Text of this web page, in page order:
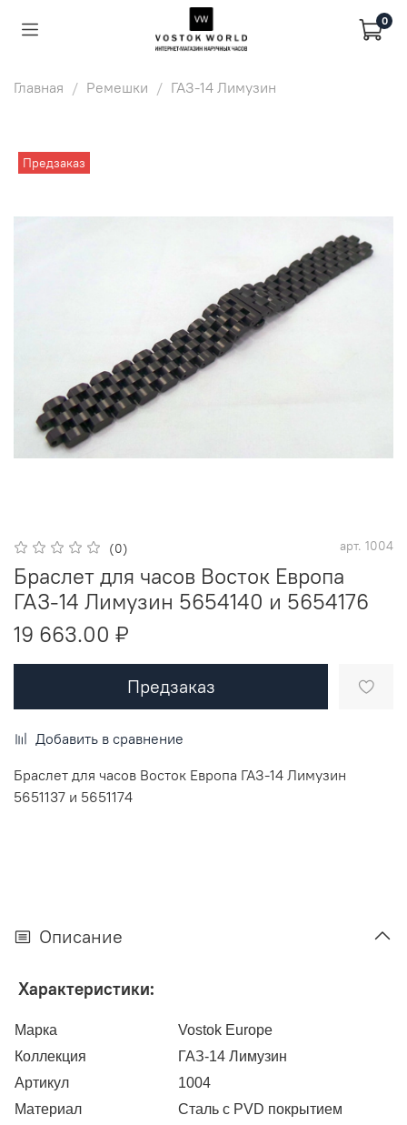
0
Главная Ремешки ГАЗ-14 Лимузин
Предзаказ
(0) арт. 1004
Браслет для часов Восток Европа
ГАЗ-14 Лимузин 5654140 и 5654176
19 663.00 ₽
Предзаказ
Добавить в сравнение
Браслет для часов Восток Европа ГАЗ-14 Лимузин
5651137 и 5651174
Описание
Характеристики:
Марка
Vostok Europe
Коллекция
ГАЗ-14 Лимузин
Артикул
1004
Материал
Сталь с PVD покрытием